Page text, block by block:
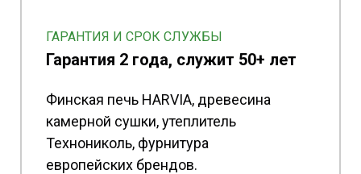
Финская печь HARVIA, древесина
камерной сушки, утеплитель
Технониколь, фурнитура
европейских брендов.
Гарантия 2 года, служит 50+ лет
ГАРАНТИЯ И СРОК СЛУЖБЫ